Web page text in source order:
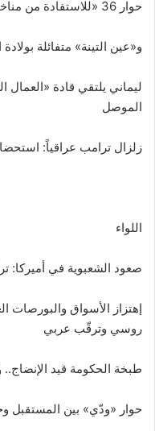
حوار 36 «للاستفادة من مناخات الانفتاح»..
و«عين التينة» متفائلة
ليماني يلتقي قادة
الموصل
زلزال ترامب عراقياً:
اللواء
صعود الشعبوية في أميركا:
إهتزاز الأسواق والبورصات
روسي وترقّب عربي
طبخة الحكومة قيد الإنضاج..
حوار «ودّي» بين المستقبل